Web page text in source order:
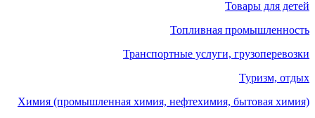
Товары для детей
Топливная промышленность
Транспортные услуги, грузоперевозки
Туризм, отдых
Химия (промышленная химия, нефтехимия, бытовая химия)